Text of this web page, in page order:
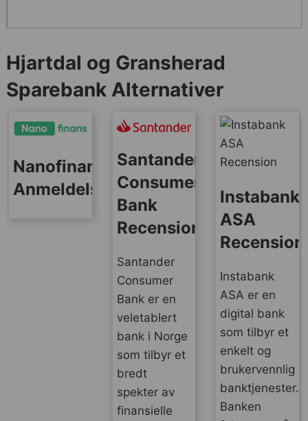
Hjartdal og Gransherad
Sparebank Alternativer
Nanofinans
Anmeldelse
Santander
Consumer
Bank
Recension
Santander
Consumer
Bank er en
veletablert
bank i Norge
som tilbyr et
bredt
spekter av
finansielle
Instabank
ASA
Recension
Instabank
ASA er en
digital bank
som tilbyr et
enkelt og
brukervennlig
banktjenester.
Banken